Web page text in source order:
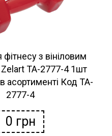
фітнесу з вініловим
TA-2777-4 1шт
асортименті Код TA-
2777-4
0 грн